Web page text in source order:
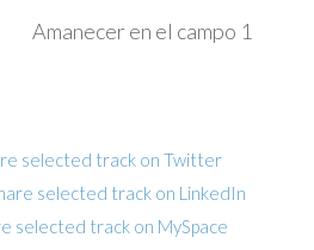
Amanecer en el campo 1